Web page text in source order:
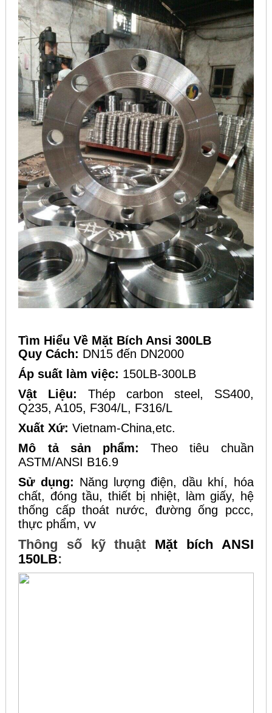
Tìm Hiểu Về Mặt Bích Ansi 300LB
Quy Cách: DN15 đến DN2000
Áp suất làm việc: 150LB-300LB
Vật Liệu:
Thép carbon steel, SS400,
Q235, A105, F304/L, F316/L
Xuất Xứ: Vietnam-China,etc.
Mô tả sản phẩm: Theo tiêu chuần
ASTM/ANSI B16.9
Sử dụng: Năng lượng điện, dầu khí, hóa
chất, đóng tầu, thiết bị nhiệt, làm giấy, hệ
thống cấp thoát nước, đường ống pccc,
thực phẩm, vv
Thông số kỹ thuật Mặt bích ANSI
150LB: